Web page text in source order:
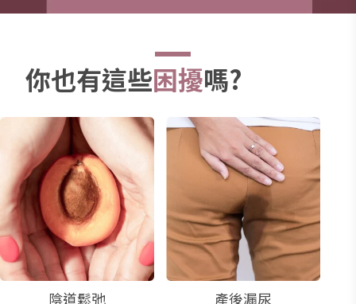
解
難
啟
齒
的
問
你也有這些困擾嗎?
陰道鬆弛 產後漏尿